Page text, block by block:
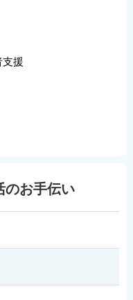
援
のお手伝い